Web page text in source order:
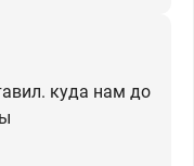
куда нам до